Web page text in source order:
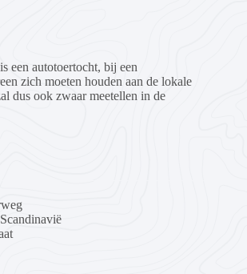
een autotoertocht, bij een
zich moeten houden aan de lokale
dus ook zwaar meetellen in de